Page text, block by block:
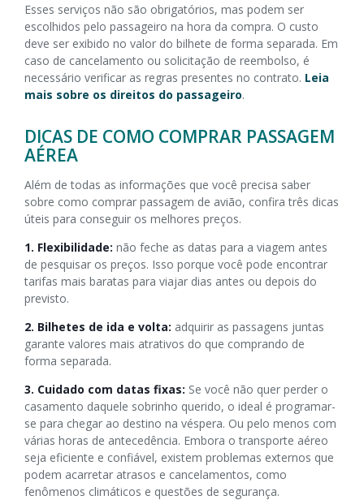
Esses serviços não são obrigatórios, mas podem ser
escolhidos pelo passageiro na hora da compra. O custo
deve ser exibido no valor do bilhete de forma separada. Em
caso de cancelamento ou solicitação de reembolso, é
necessário verificar as regras presentes no contrato. Leia
mais sobre os direitos do passageiro.
DICAS DE COMO COMPRAR PASSAGEM
AÉREA
Além de todas as informações que você precisa saber
sobre como comprar passagem de avião, confira três dicas
úteis para conseguir os melhores preços.
1. Flexibilidade: não feche as datas para a viagem antes
de pesquisar os preços. Isso porque você pode encontrar
tarifas mais baratas para viajar dias antes ou depois do
previsto.
2. Bilhetes de ida e volta: adquirir as passagens juntas
garante valores mais atrativos do que comprando de
forma separada.
3. Cuidado com datas fixas: Se você não quer perder o
casamento daquele sobrinho querido, o ideal é programar-
se para chegar ao destino na véspera. Ou pelo menos com
várias horas de antecedência. Embora o transporte aéreo
seja eficiente e confiável, existem problemas externos que
podem acarretar atrasos e cancelamentos, como
fenômenos climáticos e questões de segurança.